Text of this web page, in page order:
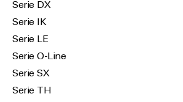
Serie DX
Serie IK
Serie LE
Serie O-Line
Serie SX
Serie TH